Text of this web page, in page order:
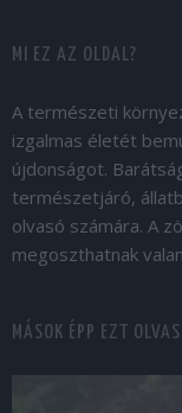
MI EZ AZ OLDAL?
A természeti
izgalmas életét
újdonságot.
természetjáró,
olvasó számára. A
megoszthatnak
MÁSOK ÉPP EZT